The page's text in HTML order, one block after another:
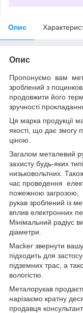
Опис
Опис
Пропонуємо вам
зроблений з
продовжити його
зручності
Ця марка продукції
якості, що дає змогу
ціною.
Загалом металевий
захисту будь-яких
низьковольтних.
час проведення
пожежною загрозою,
рукав зроблений із
вплив електронних
Мінімальний радіус
діаметри.
Macker звернути
підходить для
підземних трас, а
вологістю.
Металорукав
нарізаємо кратну
продавця